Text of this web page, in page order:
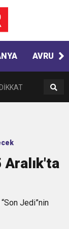
AVRUPA
SUV
Jedi”nin